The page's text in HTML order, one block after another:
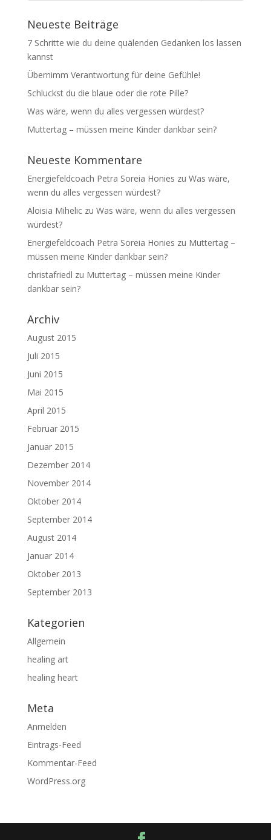
Neueste Beiträge
7 Schritte wie du deine quälenden Gedanken los lassen
kannst
Übernimm Verantwortung für deine Gefühle!
Schluckst du die blaue oder die rote Pille?
Was wäre, wenn du alles vergessen würdest?
Muttertag – müssen meine Kinder dankbar sein?
Neueste Kommentare
Energiefeldcoach Petra Soreia Honies zu Was wäre,
wenn du alles vergessen würdest?
Aloisia Miheliczu Was wäre, wenn du alles vergessen
würdest?
Energiefeldcoach Petra Soreia Honies zu Muttertag –
müssen meine Kinder dankbar sein?
christafriedl zu Muttertag – müssen meine Kinder
dankbar sein?
Archiv
August 2015
Juli 2015
Juni 2015
Mai 2015
April 2015
Februar 2015
Januar 2015
Dezember 2014
November 2014
Oktober 2014
September 2014
August 2014
Januar 2014
Oktober 2013
September 2013
Kategorien
Allgemein
healing art
healing heart
Meta
Anmelden
Eintrags-Feed
Kommentar-Feed
WordPress.org